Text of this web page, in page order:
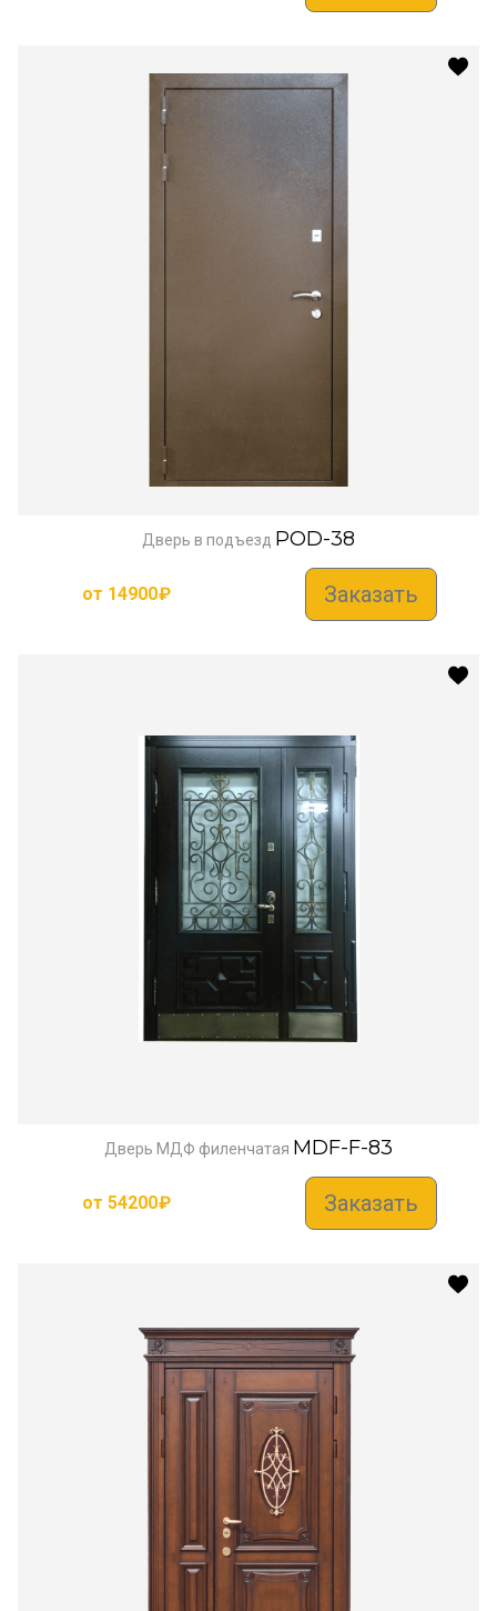
Дверь в подъезд POD-38
от 14900₽ Заказать
Дверь МДФ филенчатая MDF-F-83
от 54200₽ Заказать